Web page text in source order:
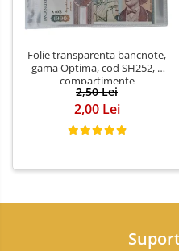
Folie transparenta bancnote,
gama Optima, cod SH252, 3
compartimente
2,50 Lei
2,00 Lei